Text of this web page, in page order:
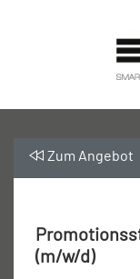
Zum Angebot
(m/w/d)